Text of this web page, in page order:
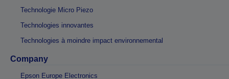
Technologie Micro Piezo
Technologies innovantes
Technologies à moindre impact environnemental
Company
Epson Europe Electronics